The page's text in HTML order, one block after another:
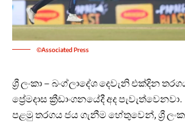
©Associated Press
ශ්‍රී ලංකා – බංග්ලාදේශ දෙවැනි එක්දින
ප්‍රේමදාස ක්‍රීඩාංගනයේදී අද පැවැත්වෙනවා.
පළමු තරගය ජය ගැනීම හේතුවෙන්, ශ්‍රී